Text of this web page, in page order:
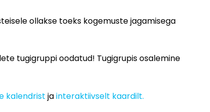
ollakse toeks kogemuste jagamisega
tugigruppi oodatud! Tugigrupis osalemine
kalendrist jainteraktiivselt kaardilt.